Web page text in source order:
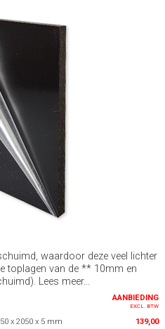
waardoor deze veel lichter
toplagen van de ** 10mm en
Lees meer...
AANBIEDING
EXCL. BTW
x 2050 x 5 mm 139,00